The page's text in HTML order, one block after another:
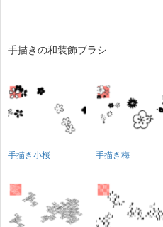
手描きの和装飾ブラシ
手描き小桜 手描き梅